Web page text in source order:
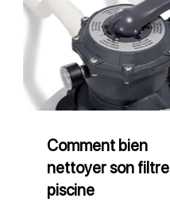
Comment
nettoyer
son
filtre
piscineComment bien
nettoyer son filtre
piscine